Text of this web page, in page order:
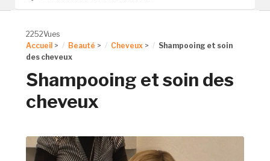
2252Vues
Accueil > Beauté > Cheveux >
Shampooing et soin
des cheveux
Shampooing et soin des
cheveux